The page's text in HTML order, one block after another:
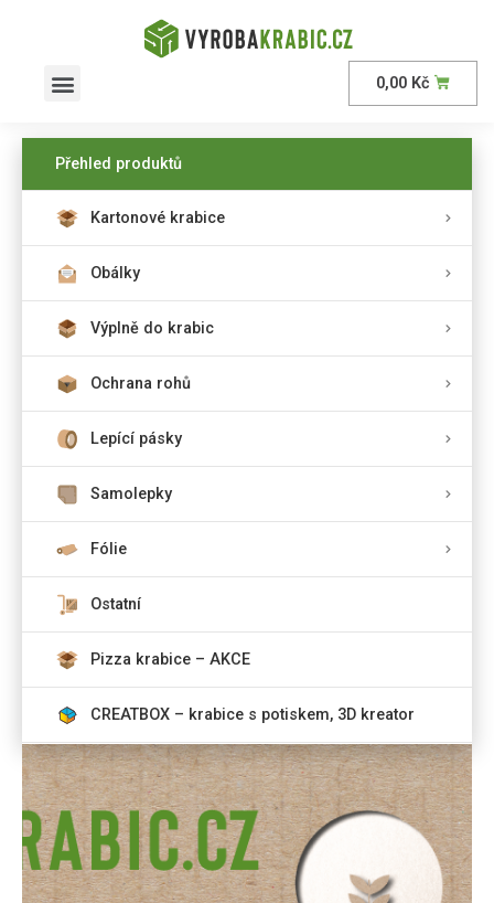
0,00 Kč
Přehled produktů
Kartonové krabice
Obálky
Výplně do krabic
Ochrana rohů
Lepící pásky
Samolepky
Fólie
Ostatní
Pizza krabice – AKCE
CREATBOX – krabice s potiskem, 3D kreator